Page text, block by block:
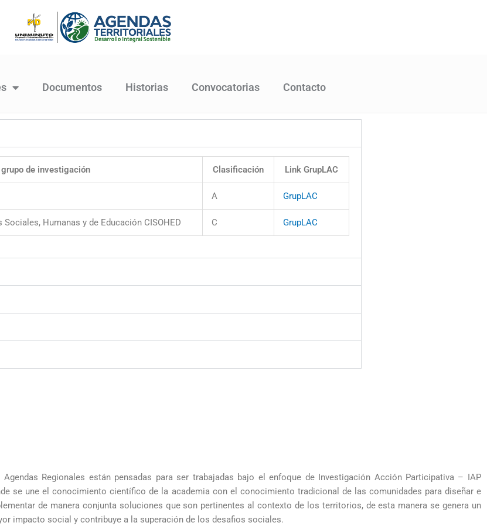
Documentos Historias Convocatorias Contacto
de investigación Clasificación Link GrupLAC
A GrupLAC
Humanas y de Educación CISOHED C GrupLAC
Agendas Regionales están pensadas para ser trabajadas bajo el enfoque de Investigación Acción Participativa – IAP
se une el conocimiento científico de la academia con el conocimiento tradicional de las comunidades para diseñar e
de manera conjunta soluciones que son pertinentes al contexto de los territorios, de esta manera se genera un
impacto social y contribuye a la superación de los desafios sociales.
social moviliza
profesores y otros
realizar actividades
Regional que
La docencia utiliza los
resultados de la proyección